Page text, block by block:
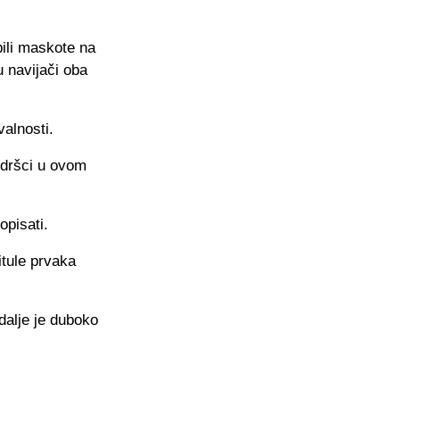
maskote na
navijači oba
u ovom
prvaka
je duboko